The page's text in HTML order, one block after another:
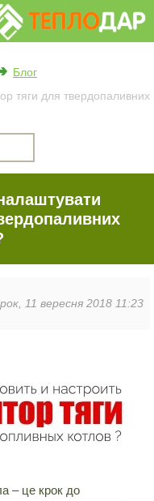
Блог
тяги для твердопаливних
11 вересня 2018 11:23
– це крок до